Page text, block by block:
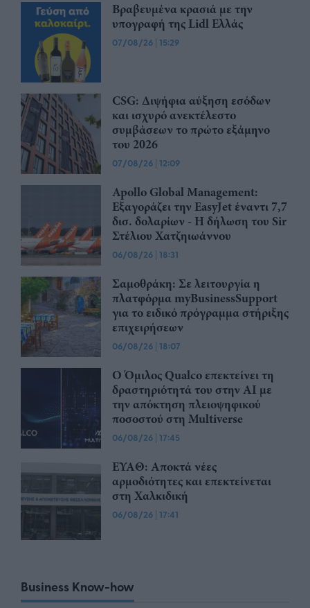
Βραβευμένα κρασιά με την
υπογραφή της Lidl Ελλάς
07/08/26 | 15:29
CSG: Διψήφια αύξηση εσόδων
και ισχυρό ανεκτέλεστο
συμβάσεων το πρώτο εξάμηνο
του 2026
07/08/26 | 12:09
Apollo Global Management:
Εξαγοράζει την EasyJet έναντι 7,7
δισ. δολαρίων - Η δήλωση του Sir
Στέλιου Χατζηιωάννου
06/08/26 | 18:31
Σαμοθράκη: Σε λειτουργία η
πλατφόρμα myBusinessSupport
για το ειδικό πρόγραμμα στήριξης
επιχειρήσεων
06/08/26 | 18:07
Ο Όμιλος Qualco επεκτείνει τη
δραστηριότητά του στην ΑΙ με
την απόκτηση πλειοψηφικού
ποσοστού στη Multiverse
06/08/26 | 17:45
ΕΥΑΘ: Αποκτά νέες
αρμοδιότητες και επεκτείνεται
στη Χαλκιδική
06/08/26 | 17:41
Business Know-how